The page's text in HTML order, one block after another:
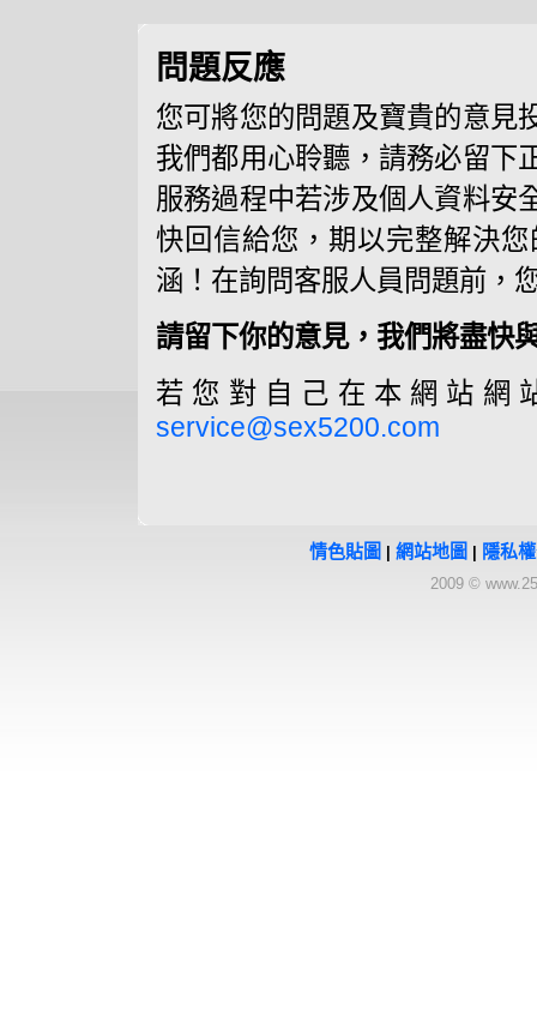
問題反應
您可將您的問題及寶貴的意見
我們都用心聆聽，請務必留下
服務過程中若涉及個人資料安
快回信給您，期以完整解決
涵！在詢問客服人員問題前，
請留下你的意見，我們將盡快
若您對自己在本網站網
service@sex5200.com
情色貼圖 網站地圖 隱私
2009 ©